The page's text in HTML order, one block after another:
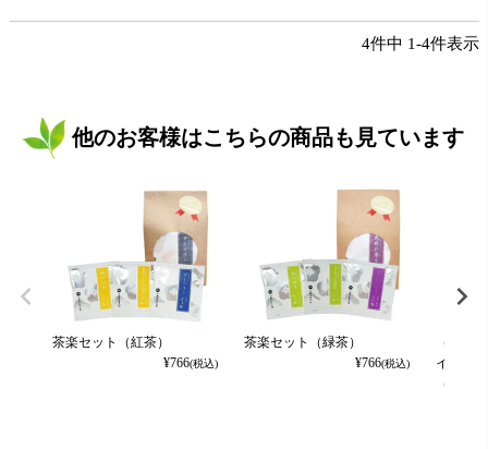
4件中 1-4件表示
他のお客様はこちらの商品も見ています
茶楽セット（紅茶）
¥766(税込)
茶楽セット（緑茶）
¥766(税込)
（茶楽
インマ
（袋）